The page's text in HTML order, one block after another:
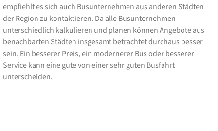
empfiehlt es sich auch Busunternehmen aus anderen Städten
der Region zu kontaktieren. Da alle Busunternehmen
unterschiedlich kalkulieren und planen können Angebote aus
benachbarten Städten insgesamt betrachtet durchaus besser
sein. Ein besserer Preis, ein modernerer Bus oder besserer
Service kann eine gute von einer sehr guten Busfahrt
unterscheiden.